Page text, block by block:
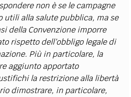
non è se le campagne
utili alla salute pubblica, ma se
della Convenzione imporre
rispetto dell’obbligo legale di
Più in particolare, la
aggiunto apportato
la restrizione alla libertà
dimostrare, in particolare,